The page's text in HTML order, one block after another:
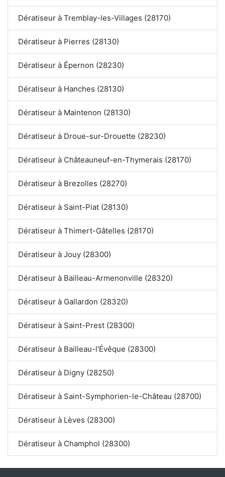
Dératiseur à Tremblay-les-Villages (28170)
Dératiseur à Pierres (28130)
Dératiseur à Épernon (28230)
Dératiseur à Hanches (28130)
Dératiseur à Maintenon (28130)
Dératiseur à Droue-sur-Drouette (28230)
Dératiseur à Châteauneuf-en-Thymerais (28170)
Dératiseur à Brezolles (28270)
Dératiseur à Saint-Piat (28130)
Dératiseur à Thimert-Gâtelles (28170)
Dératiseur à Jouy (28300)
Dératiseur à Bailleau-Armenonville (28320)
Dératiseur à Gallardon (28320)
Dératiseur à Saint-Prest (28300)
Dératiseur à Bailleau-l'Évêque (28300)
Dératiseur à Digny (28250)
Dératiseur à Saint-Symphorien-le-Château (28700)
Dératiseur à Lèves (28300)
Dératiseur à Champhol (28300)